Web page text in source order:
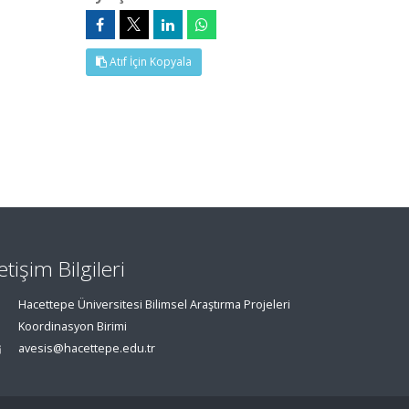
Atıf İçin Kopyala
Bilgileri
Hacettepe Üniversitesi Bilimsel Araştırma Projeleri
Koordinasyon Birimi
avesis@hacettepe.edu.tr